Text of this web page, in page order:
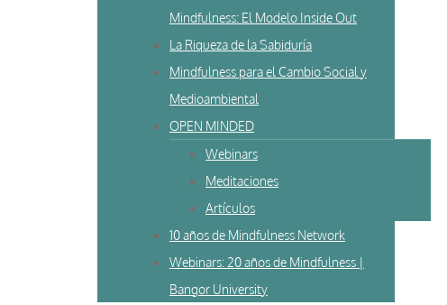
Mindfulness: El Modelo Inside Out
La Riqueza de la Sabiduría
Mindfulness para el Cambio Social y
Medioambiental
OPEN MINDED
Webinars
Meditaciones
Artículos
10 años de Mindfulness Network
Webinars: 20 años de Mindfulness |
Bangor University